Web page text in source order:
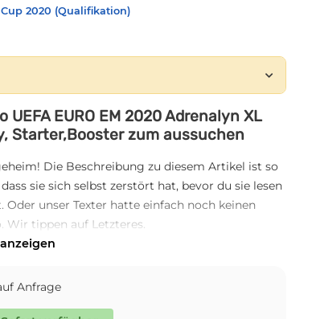
2020 (Qualifikation)
UEFA EURO EM 2020 Adrenalyn XL
Starter,Booster zum aussuchen
Die Beschreibung zu diesem Artikel ist so
sie sich selbst zerstört hat, bevor du sie lesen
Oder unser Texter hatte einfach noch keinen
Wir tippen auf Letzteres.
Anfrage